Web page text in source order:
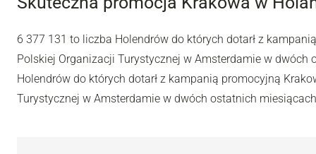
6 377 131 to liczba Holendrów do których dotarł z
Polskiej Organizacji Turystycznej w Amsterdamie w
Holendrów do których dotarł z kampanią promocyjną
Turystycznej w Amsterdamie w dwóch ostatnich